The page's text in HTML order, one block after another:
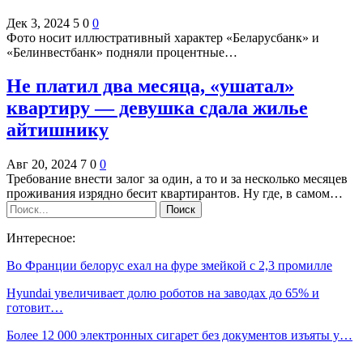
Дек 3, 2024 5 0 0
Фото носит иллюстративный характер «Беларусбанк» и
«Белинвестбанк» подняли процентные…
Не платил два месяца, «ушатал»
квартиру — девушка сдала жилье
айтишнику
Авг 20, 2024 7 0 0
Требование внести залог за один, а то и за несколько месяцев
проживания изрядно бесит квартирантов. Ну где, в самом…
Интересное:
Во Франции белорус ехал на фуре змейкой с 2,3 промилле
Hyundai увеличивает долю роботов на заводах до 65% и
готовит…
Более 12 000 электронных сигарет без документов изъяты у…